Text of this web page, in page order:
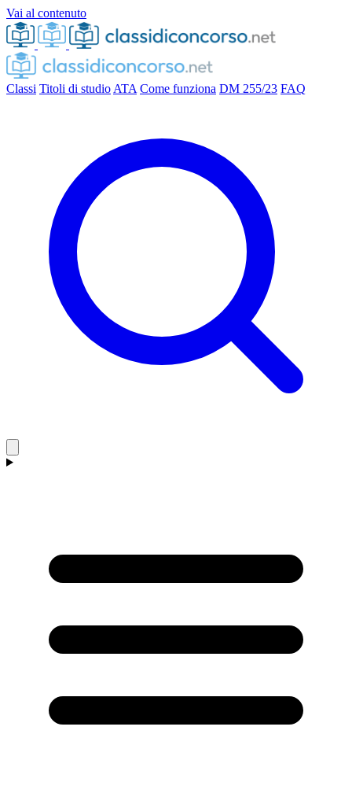
Vai al contenuto
Classi Titoli di studio ATA Come funziona DM 255/23 FAQ